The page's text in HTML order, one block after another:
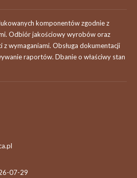
komponentów zgodnie z
Odbiór jakościowy wyrobów oraz
wymaganiami. Obsługa dokumentacji
raportów. Dbanie o właściwy stan
07-29